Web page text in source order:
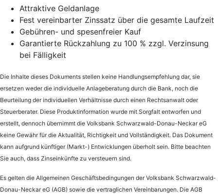
Attraktive Geldanlage
Fest vereinbarter Zinssatz über die gesamte Laufzeit
Gebühren- und spesenfreier Kauf
Garantierte Rückzahlung zu 100 % zzgl. Verzinsung
bei Fälligkeit
Die Inhalte dieses Dokuments stellen keine Handlungsempfehlung dar, sie
ersetzen weder die individuelle Anlageberatung durch die Bank, noch die
Beurteilung der individuellen Verhältnisse durch einen Rechtsanwalt oder
Steuerberater. Diese Produktinformation wurde mit Sorgfalt entworfen und
erstellt, dennoch übernimmt die Volksbank Schwarzwald-Donau-Neckar eG
keine Gewähr für die Aktualität, Richtigkeit und Vollständigkeit. Das Dokument
kann aufgrund künftiger (Markt-) Entwicklungen überholt sein. Bitte beachten
Sie auch, dass Zinseinkünfte zu versteuern sind.
Es gelten die Allgemeinen Geschäftsbedingungen der Volksbank Schwarzwald-
Donau-Neckar eG (AGB) sowie die vertraglichen Vereinbarungen. Die AGB